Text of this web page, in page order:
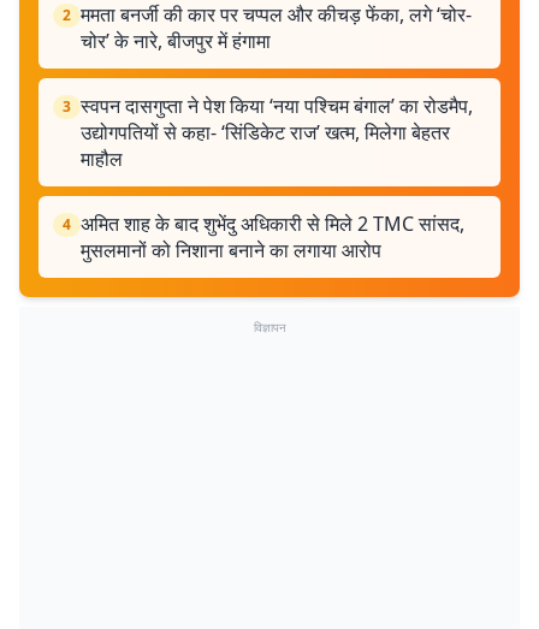
2 ममता बनर्जी की कार पर चप्पल और कीचड़ फेंका, लगे ‘चोर-
चोर’ के नारे, बीजपुर में हंगामा
3 स्वपन दासगुप्ता ने पेश किया ‘नया पश्चिम बंगाल’ का रोडमैप,
उद्योगपतियों से कहा- ‘सिंडिकेट राज’ खत्म, मिलेगा बेहतर
माहौल
4 अमित शाह के बाद शुभेंदु अधिकारी से मिले 2 TMC सांसद,
मुसलमानों को निशाना बनाने का लगाया आरोप
विज्ञापन